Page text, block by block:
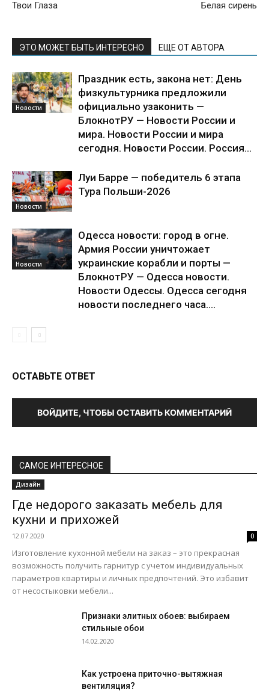
Твои Глаза Белая сирень
ЭТО МОЖЕТ БЫТЬ ИНТЕРЕСНО ЕЩЕ ОТ АВТОРА
Новости
Праздник есть, закона нет: День
физкультурника предложили
официально узаконить —
БлокнотРУ — Новости России и
мира. Новости России и мира
сегодня. Новости России. Россия...
Новости
Луи Барре — победитель 6 этапа
Тура Польши-2026
Новости
Одесса новости: город в огне.
Армия России уничтожает
украинские корабли и порты —
БлокнотРУ — Одесса новости.
Новости Одессы. Одесса сегодня
новости последнего часа....
ОСТАВЬТЕ ОТВЕТ
ВОЙДИТЕ, ЧТОБЫ ОСТАВИТЬ КОММЕНТАРИЙ
САМОЕ ИНТЕРЕСНОЕ
Дизайн
Где недорого заказать мебель для
кухни и прихожей
12.07.2020 0
Изготовление кухонной мебели на заказ – это прекрасная
возможность получить гарнитур с учетом индивидуальных
параметров квартиры и личных предпочтений. Это избавит
от несостыковки мебели...
Признаки элитных обоев: выбираем
стильные обои
14.02.2020
Как устроена приточно-вытяжная
вентиляция?